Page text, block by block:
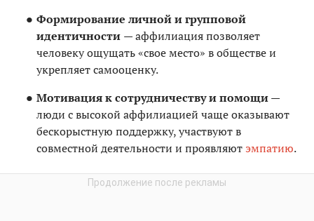
Формирование личной и групповой
идентичности — аффилиация позволяет
человеку ощущать «свое место» в обществе и
укрепляет самооценку.
Мотивация к сотрудничеству и помощи —
люди с высокой аффилиацией чаще оказывают
бескорыстную поддержку, участвуют в
совместной деятельности и проявляютэмпатию.